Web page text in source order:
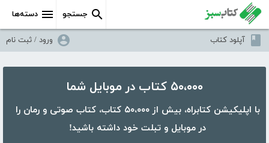
دسته‌ها جستجو
آپلود کتاب ورود / ثبت نام
۵۰،۰۰۰ کتاب در موبایل شما
با اپلیکیشن کتابراه، بیش از ۵۰،۰۰۰ کتاب، کتاب صوتی و رمان را
در موبایل و تبلت خود داشته باشید!